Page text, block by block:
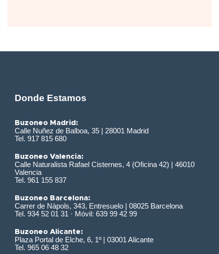
Donde Estamos
Buzoneo Madrid:
Calle Nuñez de Balboa, 35 | 28001 Madrid
Tel. 917 815 680
Buzoneo Valencia:
Calle Naturalista Rafael Cisternes, 4 (Oficina 42) | 46010
Valencia
Tel. 961 155 837
Buzoneo Barcelona:
Carrer de Nàpols, 343, Entresuelo | 08025 Barcelona
Tel. 934 52 01 31 · Móvil: 639 99 42 99
Buzoneo Alicante:
Plaza Portal de Elche, 6, 1º | 03001 Alicante
Tel. 965 06 48 32